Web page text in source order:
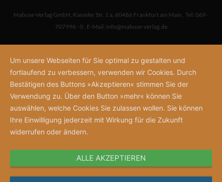
Mabuse-Verlag GmbH, Kasseler Str. 1 a, 60486 Frankfurt am Main , Tel: 069 -
707996 - 0 , E-Mail: info@mabuse-verlag.de
Um unsere Webseiten für Sie optimal zu gestalten und
fortlaufend zu verbessern, verwenden wir Cookies. Durch
Bestätigen des Buttons »Akzeptieren« stimmen Sie der
Verwendung zu. Über den Button »mehr« können Sie
auswählen, welche Cookies Sie zulassen wollen. Sie können
Ihre Einwilligung jederzeit mit Wirkung für die Zukunft
widerrufen oder ändern.
ALLE AKZEPTIEREN